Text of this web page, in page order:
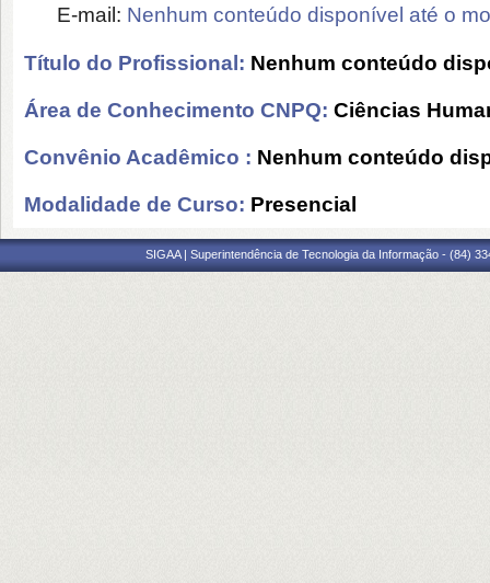
E-mail: Nenhum conteúdo disponível até o
Título do Profissional: Nenhum conteúdo
Área de Conhecimento CNPQ: Ciências
Convênio Acadêmico : Nenhum conteúdo
Modalidade de Curso: Presencial
SIGAA | Superintendência de Tecnologia da Informação - (84)